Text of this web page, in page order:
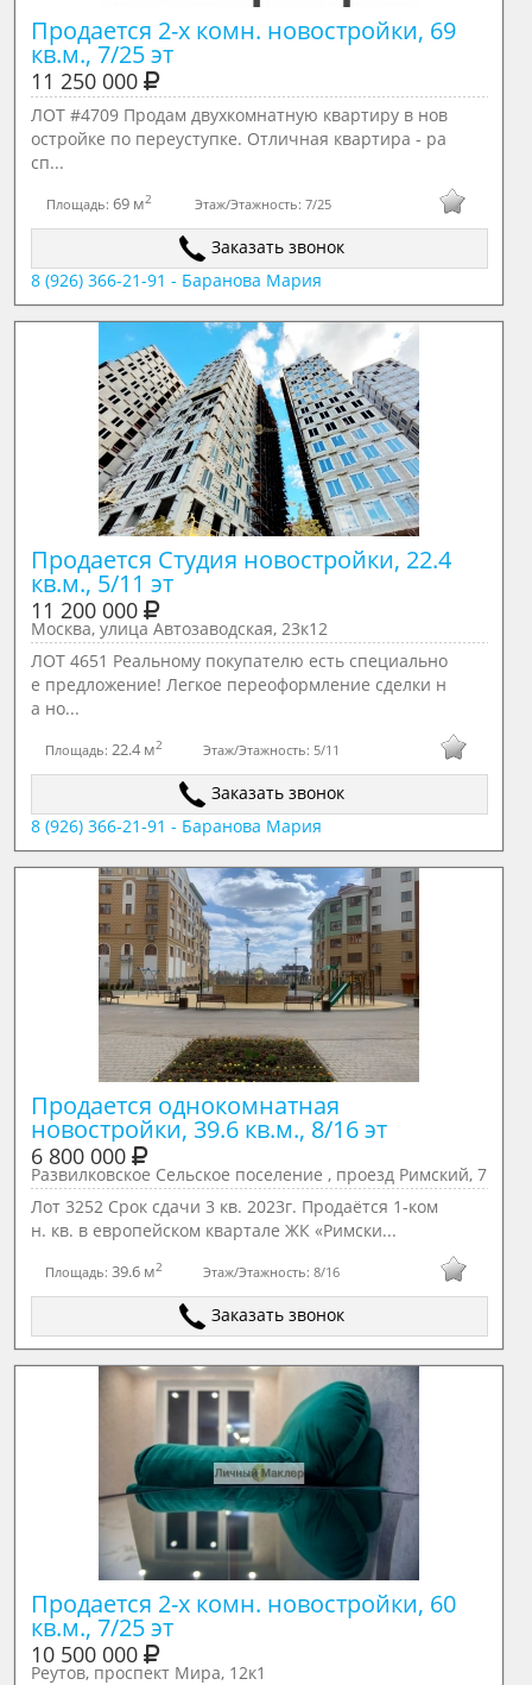
Продается 2-х комн. новостройки, 69
кв.м., 7/25 эт
11 250 000
ЛОТ #4709 Продам двухкомнатную квартиру в нов
остройке по переуступке. Отличная квартира - ра
сп...
Площадь: 69 м2 Этаж/Этажность:7/25
Заказать звонок
8 (926) 366-21-91 - Баранова Мария
Продается Студия новостройки, 22.4
кв.м., 5/11 эт
11 200 000
Москва, улица Автозаводская, 23к12
ЛОТ 4651 Реальному покупателю есть специально
е предложение! Легкое переоформление сделки н
а но...
Площадь: 22.4 м2 Этаж/Этажность:5/11
Заказать звонок
8 (926) 366-21-91 - Баранова Мария
Продается однокомнатная
новостройки, 39.6 кв.м., 8/16 эт
6 800 000
Развилковское Сельское поселение , проезд Римский, 7
Лот 3252 Срок сдачи 3 кв. 2023г. Продаётся 1-ком
н. кв. в европейском квартале ЖК «Римски...
Площадь: 39.6 м2 Этаж/Этажность:8/16
Заказать звонок
Продается 2-х комн. новостройки, 60
кв.м., 7/25 эт
10 500 000
Реутов, проспект Мира, 12к1